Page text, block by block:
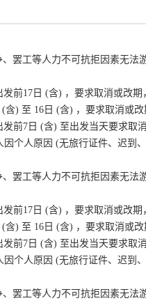
、罢工等人力不可抗拒因素无
前17日 (含) ，要求取消或改
) 至 16日 (含) ，要求取消或
前7日 (含) 至出发当天要求取
个人原因 (无旅行证件、迟到
、罢工等人力不可抗拒因素无
前17日 (含) ，要求取消或改
) 至 16日 (含) ，要求取消或
前7日 (含) 至出发当天要求取
个人原因 (无旅行证件、迟到
、罢工等人力不可抗拒因素无